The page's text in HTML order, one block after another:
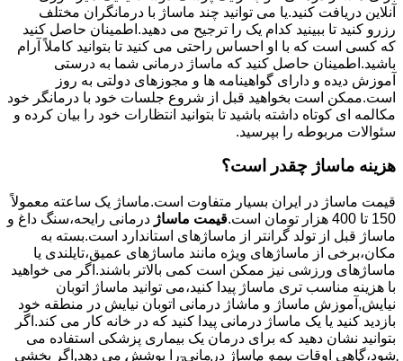
آنلاین دریافت کنید.یا می توانید چند ماساژ با درمانگران مختلف
رزرو کنید تا ببینید کدام یک را ترجیح می دهید.اطمینان حاصل کنید
که کسی است که با او احساس راحتی می کنید تا بتوانید کاملاً آرام
باشید.اطمینان حاصل کنید که ماساژ درمانی شما به درستی
آموزش دیده و دارای گواهینامه ها و مجوزهای دولتی به روز
است.ممکن است بخواهید قبل از شروع جلسات خود با درمانگر خود
مکالمه ای کوتاه داشته باشید تا بتوانید انتظارات خود را بیان کرده و
سئوالات مربوطه را بپرسید.
هزینه ماساژ چقدر است؟
قیمت ماساژ در ایران بسیار متفاوت است.ماساژ یک ساعته معمولاً
150 تا 400 هزار تومان است.
قیمت ماساژ درمانی رایحه،سنگ داغ و
ماساژ قبل از تولد گرانتر از ماساژهای استاندارد است.بسته به
مکان،برخی از ماساژهای ویژه مانند ماساژهای عمیق،تایلندی یا
ماساژهای ورزشی نیز ممکن است کمی بالاتر باشند.اگر می خواهید
با هزینه مناسب تری ماساژ پیدا کنید،می توانید ماساژ اتوبان
نیایش,آموزش ماساژ و ماشاژ درمانی اتوبان نیایش در منطقه خود
بازدید کنید یا یک ماساژ درمانی پیدا کنید که در خانه کار می کند.اگر
بتوانید نشان دهید که برای درمان یک بیماری پزشکی استفاده می
شود،گاهی اوقات بیمه ماساژ درمانی را پوشش می دهد.اگر بخشی